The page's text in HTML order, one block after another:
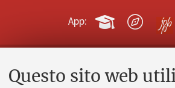
Questo sito web
App:
Contatti e PEC